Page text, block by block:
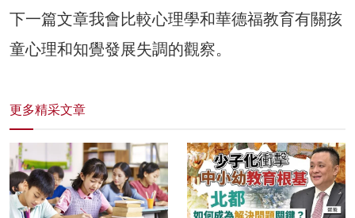
下一篇文章我會比較心理學和華德福教育有關孩
童心理和知覺發展失調的觀察。
更多精采文章